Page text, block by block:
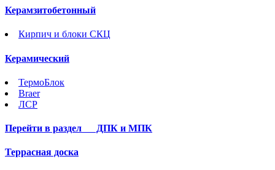
Керамзитобетонный
Кирпич и блоки СКЦ
Керамический
ТермоБлок
Braer
ЛСР
Перейти в раздел ДПК и МПК
Террасная доска